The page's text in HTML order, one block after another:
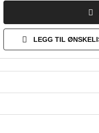
LEGG TIL